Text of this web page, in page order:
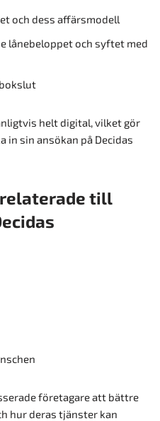
och dess affärsmodell
lånebeloppet och syftet med
helt digital, vilket gör
in sin ansökan på Decidas
till
företagare att bättre
hur deras tjänster kan